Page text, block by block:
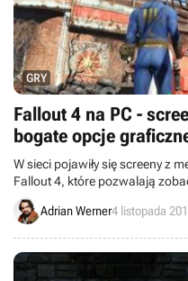
GRY
Fallout 4 na PC -
bogate opcje
W sieci pojawiły się screeny z
Fallout 4, które pozwalają
mogli konfigurować gracze.
Adrian Werner4 listopada